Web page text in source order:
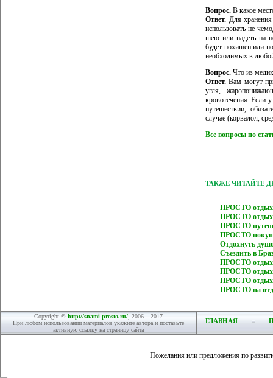
Вопрос. В какое
Ответ. Для
использовать не
шею или надеть на
будет похищен или
необходимых в
Вопрос. Что из
Ответ. Вам могут
угля,
кровотечения. Если
путешествии,
случае (корвалол,
Все вопросы по
ТАКЖЕ ЧИТАЙТЕ
ПРОСТО отдых
ПРОСТО отдых
ПРОСТО
ПРОСТО
Отдохнуть
Съездить в
ПРОСТО
ПРОСТО отдых
ПРОСТО отдых
ПРОСТО на
Copyright © http://snami-prosto.ru/, 2006 – 2017
При любом использовании материалов укажите автора и поставьте
активную ссылку на страницу сайта
ГЛАВНАЯ
Пожелания или предложения по